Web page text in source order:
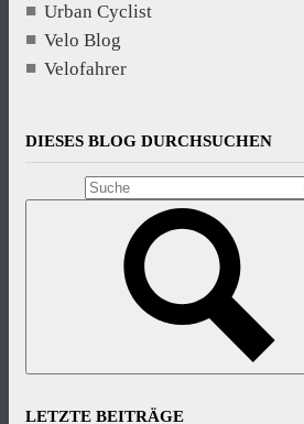
Urban Cyclist
Velo Blog
Velofahrer
DIESES BLOG DURCHSUCHEN
LETZTE BEITRÄGE